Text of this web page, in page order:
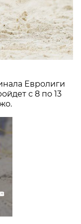
Евролиги
с 8 по 13